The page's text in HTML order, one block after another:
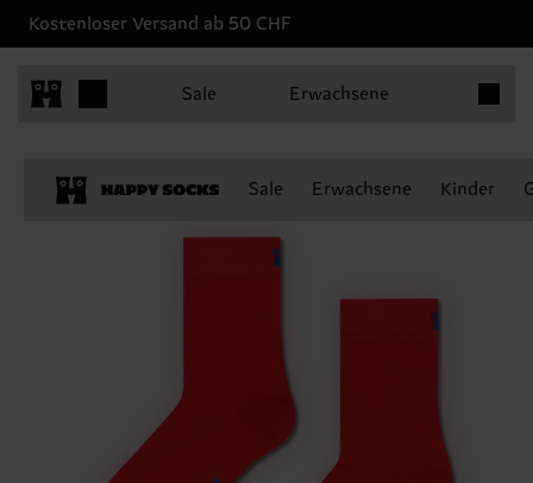
Kostenloser Versand ab 50 CHF
Sale Erwachsene
Sale Erwachsene Kinder